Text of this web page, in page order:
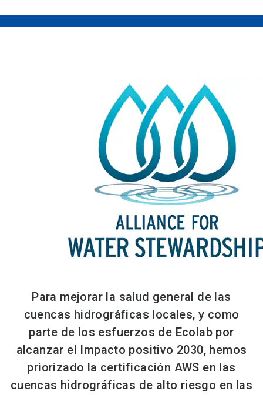
Para mejorar la salud general de las
cuencas hidrográficas locales, y como
parte de los esfuerzos de Ecolab por
alcanzar el Impacto positivo 2030, hemos
priorizado la certificación AWS en las
cuencas hidrográficas de alto riesgo en las